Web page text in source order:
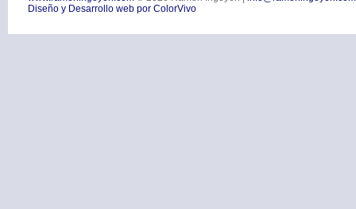
Diseño y Desarrollo web por ColorVivo